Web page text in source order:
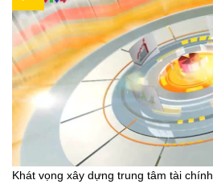
Khát vọng xây dựng trung tâm tài chính